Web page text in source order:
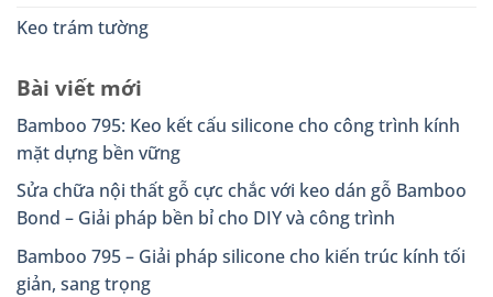
Keo trám tường
Bài viết mới
Bamboo 795: Keo kết cấu silicone cho công trình kính
mặt dựng bền vững
Sửa chữa nội thất gỗ cực chắc với keo dán gỗ Bamboo
Bond – Giải pháp bền bỉ cho DIY và công trình
Bamboo 795 – Giải pháp silicone cho kiến trúc kính tối
giản, sang trọng